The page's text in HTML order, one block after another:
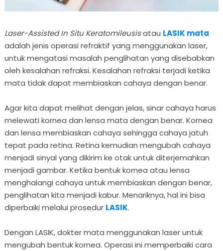
Laser-Assisted In Situ Keratomileusisatau LASIK mata
adalah jenis operasi refraktif yang menggunakan laser,
untuk mengatasi masalah penglihatan yang disebabkan
oleh kesalahan refraksi. Kesalahan refraksi terjadi ketika
mata tidak dapat membiaskan cahaya dengan benar.
Agar kita dapat melihat dengan jelas, sinar cahaya harus
melewati kornea dan lensa mata dengan benar. Kornea
dan lensa membiaskan cahaya sehingga cahaya jatuh
tepat pada retina. Retina kemudian mengubah cahaya
menjadi sinyal yang dikirim ke otak untuk diterjemahkan
menjadi gambar. Ketika bentuk kornea atau lensa
menghalangi cahaya untuk membiaskan dengan benar,
penglihatan kita menjadi kabur. Menariknya, hal ini bisa
diperbaiki melalui prosedur LASIK.
Dengan LASIK, dokter mata menggunakan laser untuk
mengubah bentuk kornea. Operasi ini memperbaiki cara